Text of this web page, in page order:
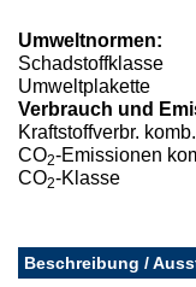
Umweltnormen:
Schadstoffklasse
Umweltplakette
Verbrauch und
Kraftstoffverbr. komb.
CO2-Emissionen
CO2-Klasse
Beschreibung /